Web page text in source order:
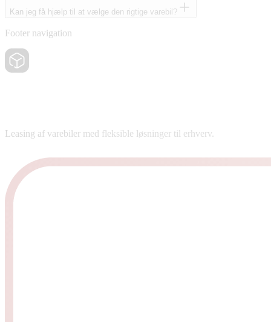
Kan jeg få hjælp til at vælge den rigtige varebil?
Footer navigation
Leasing af varebiler med fleksible løsninger til erhverv.